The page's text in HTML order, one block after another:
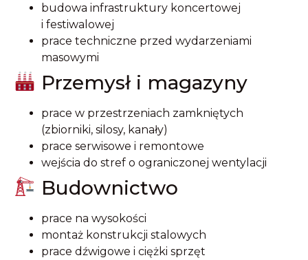
budowa infrastruktury koncertowej
i festiwalowej
prace techniczne przed wydarzeniami
masowymi
Przemysł i magazyny
prace w przestrzeniach zamkniętych
(zbiorniki, silosy, kanały)
prace serwisowe i remontowe
wejścia do stref o ograniczonej wentylacji
Budownictwo
prace na wysokości
montaż konstrukcji stalowych
prace dźwigowe i ciężki sprzęt